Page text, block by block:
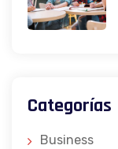
Categorías
Business